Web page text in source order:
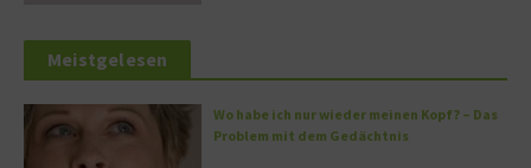
Meistgelesen
Wo habe ich nur wieder meinen Kopf? – Das
Problem mit dem Gedächtnis